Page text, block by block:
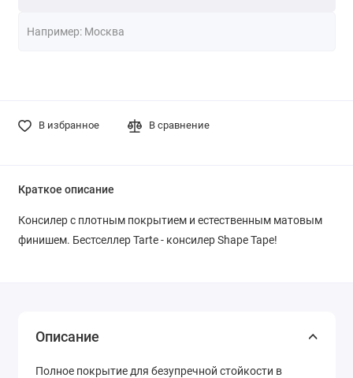
В избранное В сравнение
Краткое описание
Консилер с плотным покрытием и естественным матовым
финишем. Бестселлер Tarte - консилер Shape Tape!
Описание
Полное покрытие для безупречной стойкости в